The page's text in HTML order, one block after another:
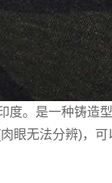
度。是一种铸造
眼无法分辨)，